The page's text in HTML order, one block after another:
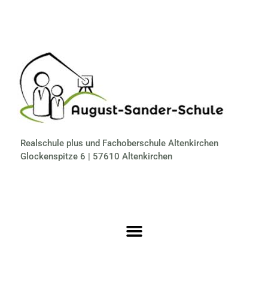
Realschule plus und Fachoberschule Altenkirchen
Glockenspitze 6 | 57610 Altenkirchen